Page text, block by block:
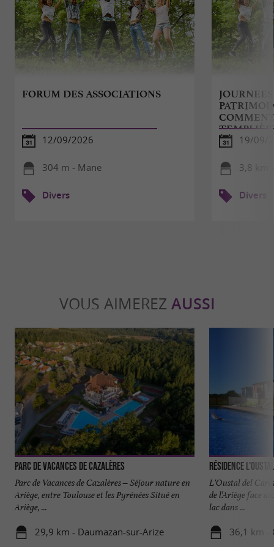
FORUM DES ASSOCIATIONS
12/09/2026
304 m - Mane
Divers
19/09/
3,8 km
Divers
VOUS AIMEREZ AUSSI
Parc de vacances de Cazalères
Parc de Vacances de Cazalères – Séjour nature en
Ariège, entre Toulouse et les Pyrénées Situé en
Ariège, ...
29,9 km - Daumazan-sur-Arize
Résidence
L'Oustal del
de l’Ariège face
lac dans ...
36,1 km -